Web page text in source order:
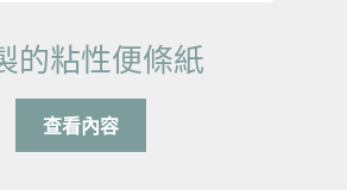
的粘性便條紙
查看內容